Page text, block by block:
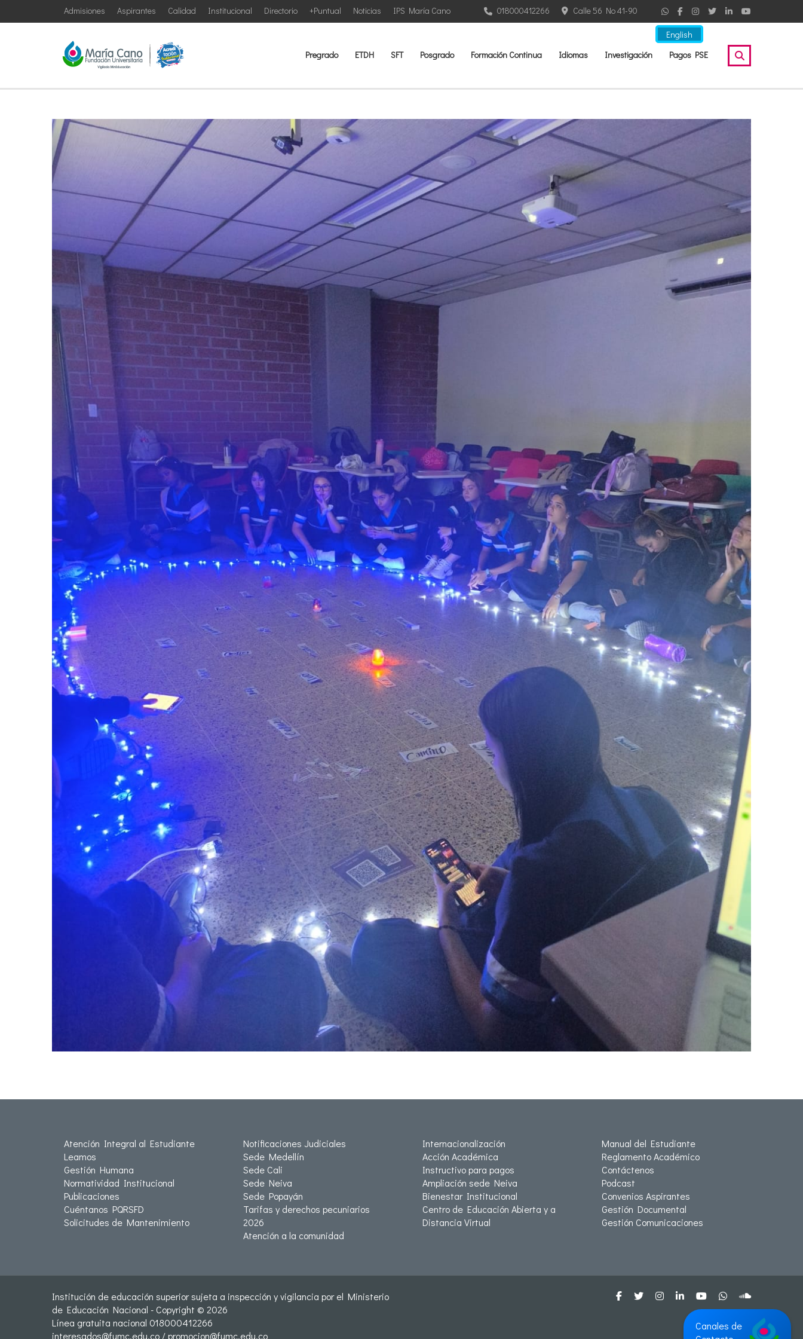
English
IPS María Cano
Noticias
+Puntual
Directorio
Institucional
Calidad
Aspirantes
Admisiones Calle 56 No 41-90
018000412266
Pregrado ETDH SFT Posgrado Formación Continua Idiomas Investigación Pagos PSE
Atención Integral al Estudiante
Leamos
Gestión Humana
Normatividad Institucional
Publicaciones
Cuéntanos PQRSFD
Solicitudes de Mantenimiento
Notificaciones Judiciales
Sede Medellín
Sede Cali
Sede Neiva
Sede Popayán
Tarifas y derechos pecuniarios
2026
Atención a la comunidad
Internacionalización
Acción Académica
Instructivo para pagos
Ampliación sede Neiva
Bienestar Institucional
Centro de Educación Abierta y a
Distancia Virtual
Manual del Estudiante
Reglamento Académico
Contáctenos
Podcast
Convenios Aspirantes
Gestión Documental
Gestión Comunicaciones
Institución de educación superior sujeta a inspección y vigilancia por el Ministerio
de Educación Nacional - Copyright © 2026
Línea gratuita nacional 018000412266
interesados@fumc.edu.co /promocion@fumc.edu.co
Canales de